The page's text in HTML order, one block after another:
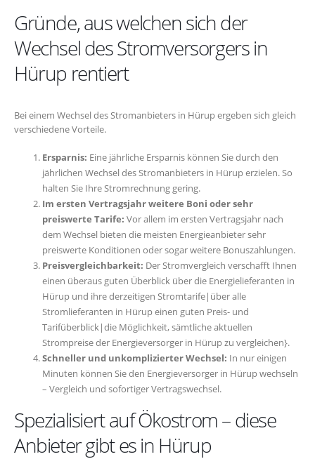
Gründe, aus welchen sich der
Wechsel des Stromversorgers in
Hürup rentiert
Bei einem Wechsel des Stromanbieters in Hürup ergeben sich gleich
verschiedene Vorteile.
Ersparnis: Eine jährliche Ersparnis können Sie durch den
jährlichen Wechsel des Stromanbieters in Hürup erzielen. So
halten Sie Ihre Stromrechnung gering.
Im ersten Vertragsjahr weitere Boni oder sehr
preiswerte Tarife: Vor allem im ersten Vertragsjahr nach
dem Wechsel bieten die meisten Energieanbieter sehr
preiswerte Konditionen oder sogar weitere Bonuszahlungen.
Preisvergleichbarkeit: Der Stromvergleich verschafft Ihnen
einen überaus guten Überblick über die Energielieferanten in
Hürup und ihre derzeitigen Stromtarife|über alle
Stromlieferanten in Hürup einen guten Preis- und
Tarifüberblick|die Möglichkeit, sämtliche aktuellen
Strompreise der Energieversorger in Hürup zu vergleichen}.
Schneller und unkomplizierter Wechsel: In nur einigen
Minuten können Sie den Energieversorger in Hürup wechseln
– Vergleich und sofortiger Vertragswechsel.
Spezialisiert auf Ökostrom – diese
Anbieter gibt es in Hürup